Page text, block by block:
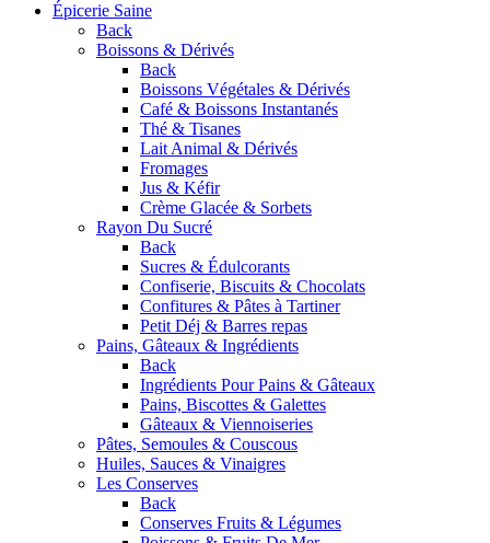
Épicerie Saine
Back
Boissons & Dérivés
Back
Boissons Végétales & Dérivés
Café & Boissons Instantanés
Thé & Tisanes
Lait Animal & Dérivés
Fromages
Jus & Kéfir
Crème Glacée & Sorbets
Rayon Du Sucré
Back
Sucres & Édulcorants
Confiserie, Biscuits & Chocolats
Confitures & Pâtes à Tartiner
Petit Déj & Barres repas
Pains, Gâteaux & Ingrédients
Back
Ingrédients Pour Pains & Gâteaux
Pains, Biscottes & Galettes
Gâteaux & Viennoiseries
Pâtes, Semoules & Couscous
Huiles, Sauces & Vinaigres
Les Conserves
Back
Conserves Fruits & Légumes